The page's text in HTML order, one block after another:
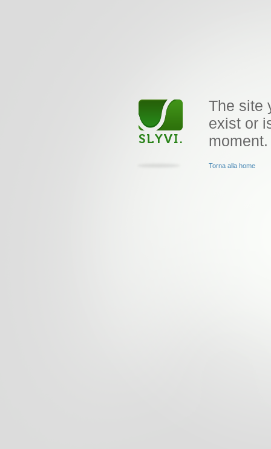
The site
exist or
moment.
Torna alla home